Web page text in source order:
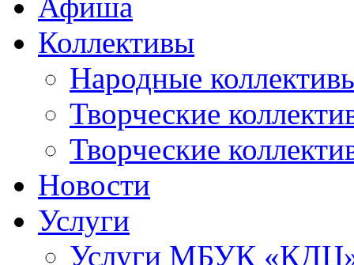
Афиша
Коллективы
Народные
Творческие
Творческие
Новости
Услуги
Услуги МБУК